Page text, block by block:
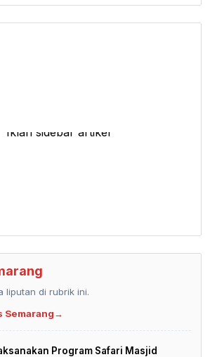
liputan di rubrik ini.
Semarang→
Program Safari Masjid